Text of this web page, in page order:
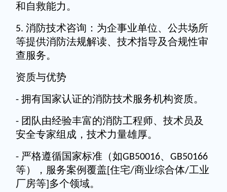
和自救能力。
5.消防技术咨询：为企事业单位、公共场所
等提供消防法规解读、技术指导及合规性审
查服务。
资质与优势
-拥有国家认证的消防技术服务机构资质。
- 团队由经验丰富的消防工程师、技术员及
安全专家组成，技术力量雄厚。
- 严格遵循国家标准（如GB50016、GB50166
等），服务案例覆盖 [住宅/商业综合体/工业
厂房等 多个领域。